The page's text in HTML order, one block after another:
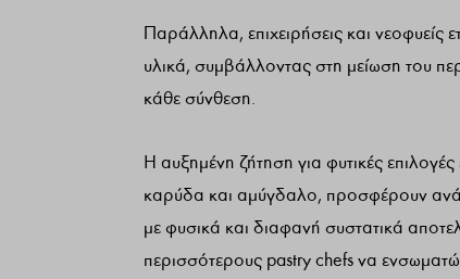
Παράλληλα, επιχειρήσεις και νεοφυείς
υλικά, συμβάλλοντας στη μείωση του
κάθε σύνθεση.
Η αυξημένη ζήτηση για φυτικές
καρύδα και αμύγδαλο, προσφέρουν
με φυσικά και διαφανή συστατικά
περισσότερους pastry chefs να